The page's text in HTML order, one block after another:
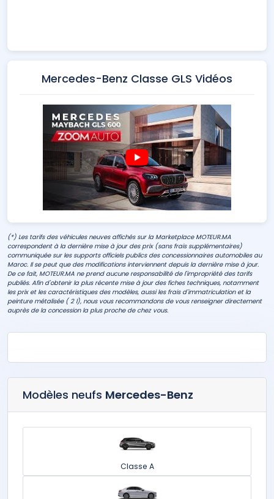
Mercedes-Benz Classe GLS Vidéos
(*) Les tarifs des véhicules neuves affichés sur la Marketplace MOTEUR.MA
correspondent à la dernière mise à jour des prix (sans frais supplémentaires)
communiquée sur les supports officiels publics des concessionnaires automobiles au
Maroc. Il se peut que des modifications interviennent depuis la dernière mise à jour.
De ce fait, MOTEUR.MA ne prend aucune responsabilité de l'impropriété des tarifs
publiés. Afin d'obtenir la plus récente mise à jour des fiches techniques, notamment
les prix et les caractéristiques des modèles, aussi les frais d'immatriculation et la
peinture métalisée ( 2 l), nous vous recommandons de vous renseigner directement
auprès de la concession la plus proche de chez vous.
Modèles neufs Mercedes-Benz
Classe A